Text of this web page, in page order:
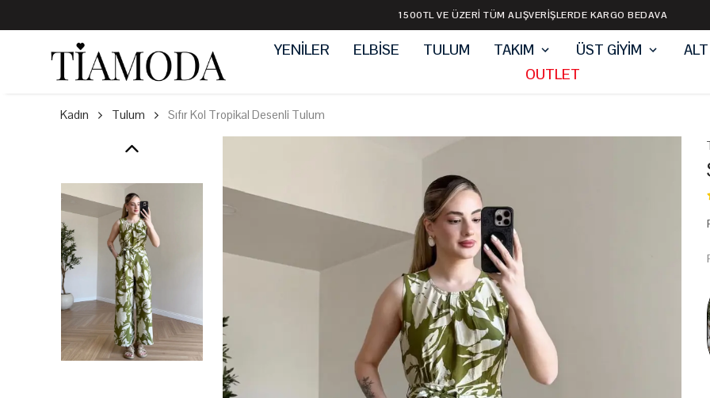
1500TL VE ÜZERİ TÜM ALIŞVERİŞLERDE KARGO BEDAVA
YENİLER ELBİSE TULUM TAKIM ÜST GİYİM
OUTLET
Kadın Tulum Sıfır Kol Tropikal Desenli Tulum